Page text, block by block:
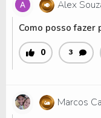
Alex
Como posso
0 3
Marcos